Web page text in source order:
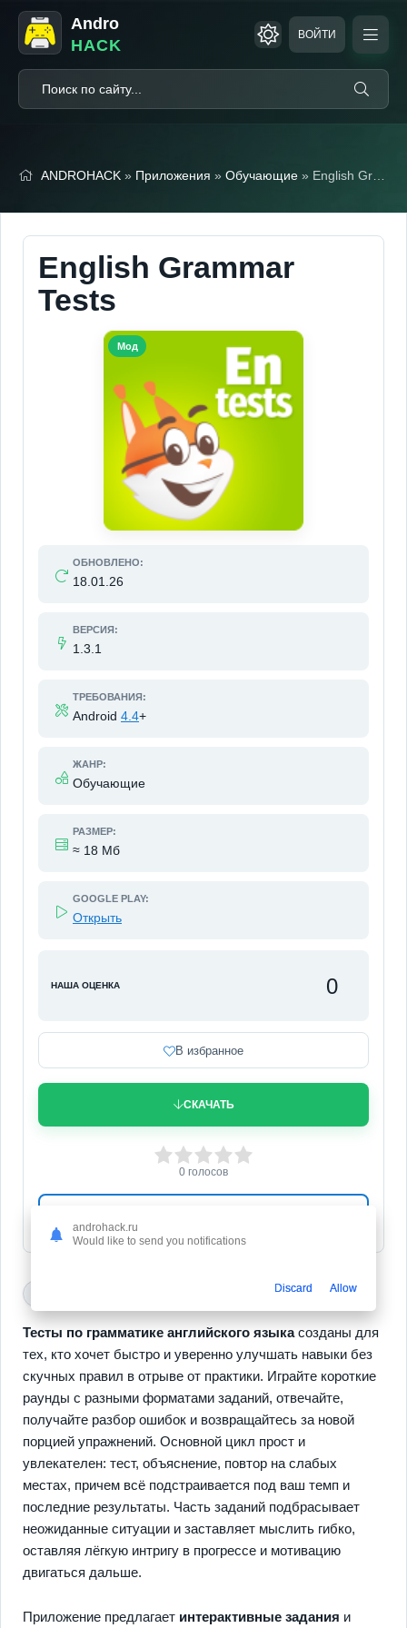
Andro
HACK
ВОЙТИ
ANDROHACK » Приложения » Обучающие » English Grammar Tests (Мод, Unlocked)
English Grammar
Tests
ОБНОВЛЕНО:
18.01.26
ВЕРСИЯ:
1.3.1
ТРЕБОВАНИЯ:
Android 4.4+
ЖАНР:
Обучающие
РАЗМЕР:
≈ 18 Мб
GOOGLE PLAY:
Открыть
НАША ОЦЕНКА 0
В избранное
СКАЧАТЬ
3 4 5
0 голосов
Мод
разблокированные приложения
Тесты по грамматике английского языкасозданы для
тех, кто хочет быстро и уверенно улучшать навыки без
скучных правил в отрыве от практики. Играйте короткие
раунды с разными форматами заданий, отвечайте,
получайте разбор ошибок и возвращайтесь за новой
порцией упражнений. Основной цикл прост и
увлекателен: тест, объяснение, повтор на слабых
местах, причем всё подстраивается под ваш темп и
последние результаты. Часть заданий подбрасывает
неожиданные ситуации и заставляет мыслить гибко,
оставляя лёгкую интригу в прогрессе и мотивацию
двигаться дальше.
Приложение предлагает интерактивные задания и
androhack.ru
Would like to send you notifications
Discard Allow